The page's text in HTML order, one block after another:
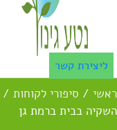
ליצירת קשר
ראשי / סיפורי לקוחות /
השקיה בבית ברמת גן